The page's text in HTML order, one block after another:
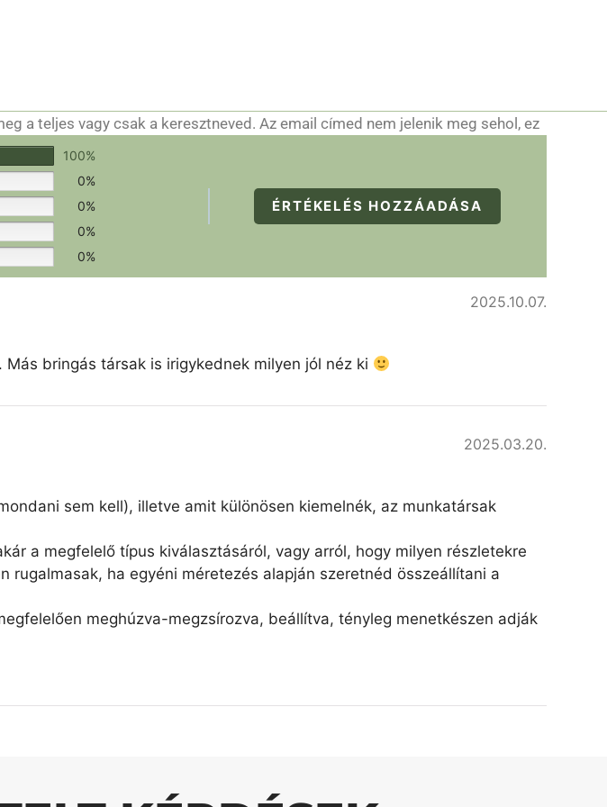
a teljes vagy csak a keresztneved. Az email címed nem jelenik meg sehol, ez
szükséges.
100%
0%
0%
0%
0%
ÉRTÉKELÉS HOZZÁADÁSA
2025.10.07.
bringás társak is irigykednek milyen jól néz ki
2025.03.20.
sem kell), illetve amit különösen kiemelnék, az munkatársak
a megfelelő típus kiválasztásáról, vagy arról, hogy milyen részletekre
ha egyéni méretezés alapján szeretnéd összeállítani a
meghúzva-megzsírozva, beállítva, tényleg menetkészen adják